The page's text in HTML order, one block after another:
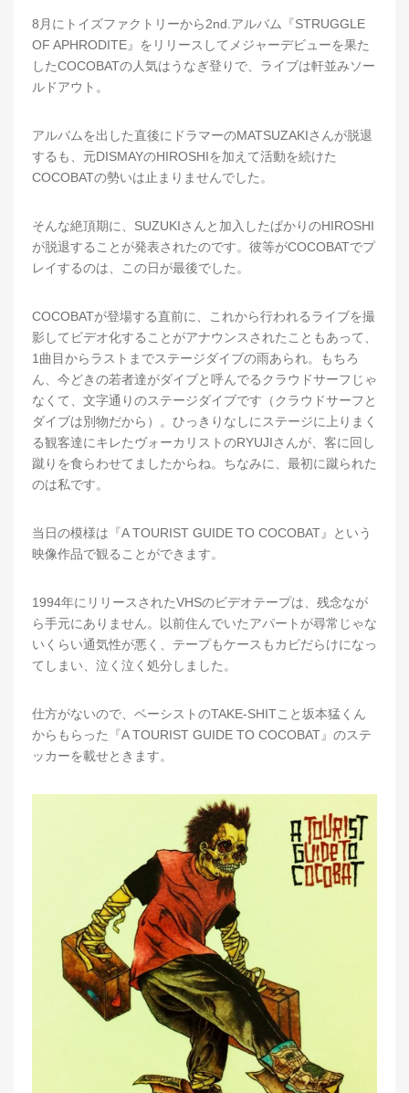
8月にトイズファクトリーから2nd.アルバム『STRUGGLE
OF APHRODITE』をリリースしてメジャーデビューを果た
したCOCOBATの人気はうなぎ登りで、ライブは軒並みソー
ルドアウト。
アルバムを出した直後にドラマーのMATSUZAKIさんが脱退
するも、元DISMAYのHIROSHIを加えて活動を続けた
COCOBATの勢いは止まりませんでした。
そんな絶頂期に、SUZUKIさんと加入したばかりのHIROSHI
が脱退することが発表されたのです。彼等がCOCOBATでプ
レイするのは、この日が最後でした。
COCOBATが登場する直前に、これから行われるライブを撮
影してビデオ化することがアナウンスされたこともあって、
1曲目からラストまでステージダイブの雨あられ。もちろ
ん、今どきの若者達がダイブと呼んでるクラウドサーフじゃ
なくて、文字通りのステージダイブです（クラウドサーフと
ダイブは別物だから）。ひっきりなしにステージに上りまく
る観客達にキレたヴォーカリストのRYUJIさんが、客に回し
蹴りを食らわせてましたからね。ちなみに、最初に蹴られた
のは私です。
当日の模様は『A TOURIST GUIDE TO COCOBAT』という
映像作品で観ることができます。
1994年にリリースされたVHSのビデオテープは、残念なが
ら手元にありません。以前住んでいたアパートが尋常じゃな
いくらい通気性が悪く、テープもケースもカビだらけになっ
てしまい、泣く泣く処分しました。
仕方がないので、ベーシストのTAKE-SHITこと坂本猛くん
からもらった『A TOURIST GUIDE TO COCOBAT』のステ
ッカーを載せときます。